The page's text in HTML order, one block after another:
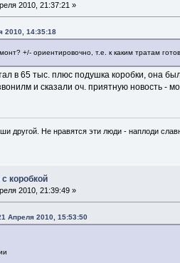
2010, 21:37:21 »
2010, 14:35:18
+/- ориентировочно, т.е. к каким тратам
в 65 тыс. плюс подушка коробки, она
и сказали оч. приятную новость -
другой. Не нравятся эти люди - наплоди
коробкой
2010, 21:39:49 »
Апреля 2010, 15:53:50